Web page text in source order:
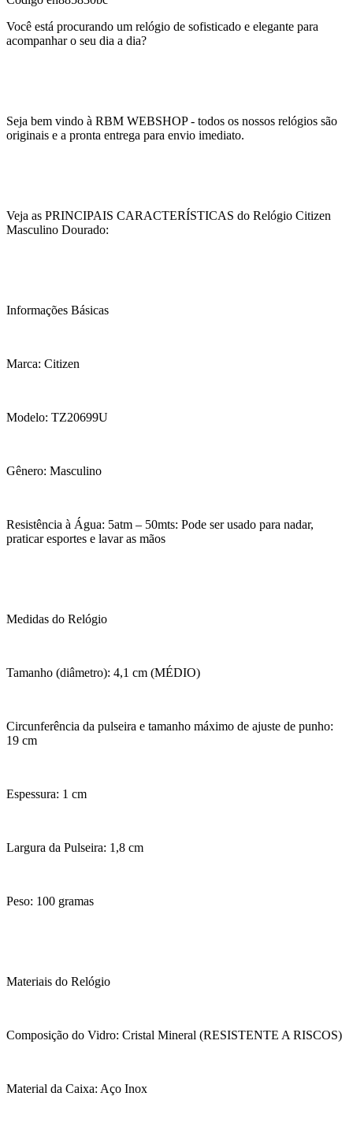
Você está procurando um relógio de sofisticado e elegante para
acompanhar o seu dia a dia?
Seja bem vindo à RBM WEBSHOP - todos os nossos relógios são
originais e a pronta entrega para envio imediato.
Veja as PRINCIPAIS CARACTERÍSTICAS do Relógio Citizen
Masculino Dourado:
Informações Básicas
Marca: Citizen
Modelo: TZ20699U
Gênero: Masculino
Resistência à Água: 5atm – 50mts: Pode ser usado para nadar,
praticar esportes e lavar as mãos
Medidas do Relógio
Tamanho (diâmetro): 4,1 cm (MÉDIO)
Circunferência da pulseira e tamanho máximo de ajuste de punho:
19 cm
Espessura: 1 cm
Largura da Pulseira: 1,8 cm
Peso: 100 gramas
Materiais do Relógio
Composição do Vidro: Cristal Mineral (RESISTENTE A RISCOS)
Material da Caixa: Aço Inox